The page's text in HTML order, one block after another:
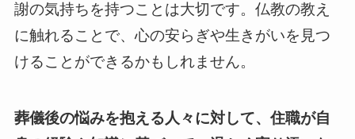
謝の気持ちを持つことは大切です。仏教の教え
に触れることで、心の安らぎや生きがいを見つ
けることができるかもしれません。
葬儀後の悩みを抱える人々に対して、住職が自